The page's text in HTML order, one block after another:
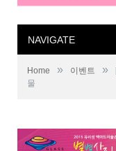
NAVIGATE
Home » 이벤트 »
물